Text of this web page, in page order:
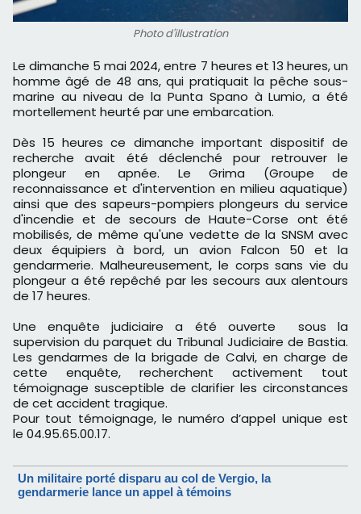
Photo d'illustration
Le dimanche 5 mai 2024, entre 7 heures et 13 heures, un
homme âgé de 48 ans, qui pratiquait la pêche sous-
marine au niveau de la Punta Spano à Lumio, a été
mortellement heurté par une embarcation.
Dès 15 heures ce dimanche important dispositif de
recherche avait été déclenché pour retrouver le
plongeur en apnée. Le Grima (Groupe de
reconnaissance et d'intervention en milieu aquatique)
ainsi que des sapeurs-pompiers plongeurs du service
d'incendie et de secours de Haute-Corse ont été
mobilisés, de même qu'une vedette de la SNSM avec
deux équipiers à bord, un avion Falcon 50 et la
gendarmerie. Malheureusement, le corps sans vie du
plongeur a été repêché par les secours aux alentours
de 17 heures.
Une enquête judiciaire a été ouverte sous la
supervision du parquet du Tribunal Judiciaire de Bastia.
Les gendarmes de la brigade de Calvi, en charge de
cette enquête, recherchent activement tout
témoignage susceptible de clarifier les circonstances
de cet accident tragique.
Pour tout témoignage, le numéro d’appel unique est
le 04.95.65.00.17.
Un militaire porté disparu au col de Vergio, la
gendarmerie lance un appel à témoins